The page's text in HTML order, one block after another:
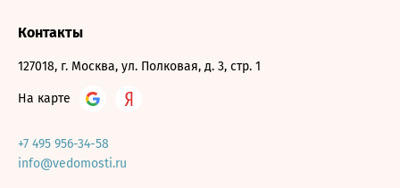
Контакты
127018, г. Москва, ул. Полковая, д. 3, стр. 1
На карте
+7 495 956-34-58
info@vedomosti.ru